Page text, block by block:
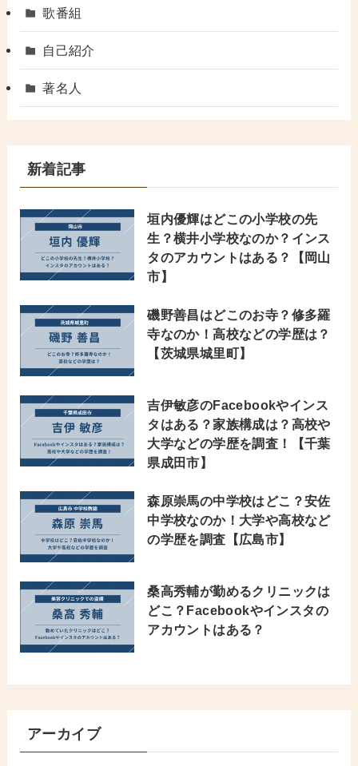
歌番組
自己紹介
著名人
新着記事
垣内優輝はどこの小学校の先
生？横井小学校なのか？インス
タのアカウントはある？【岡山
市】
磯野善昌はどこのお寺？修多羅
寺なのか！高校などの学歴は？
【茨城県城里町】
吉伊敏彦のFacebookやインス
タはある？家族構成は？高校や
大学などの学歴を調査！【千葉
県成田市】
森原崇馬の中学校はどこ？安佐
中学校なのか！大学や高校など
の学歴を調査【広島市】
桑高秀輔が勤めるクリニックは
どこ？Facebookやインスタの
アカウントはある？
アーカイブ